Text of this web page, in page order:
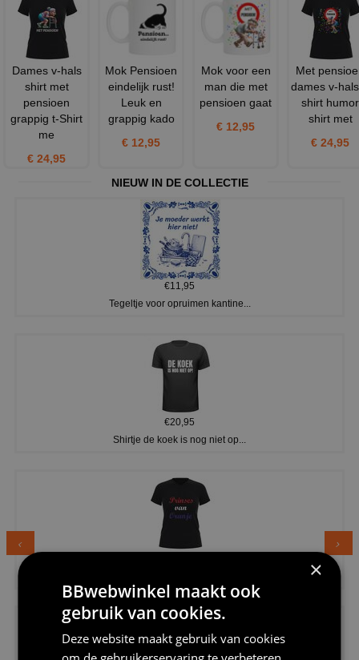
Dames v-hals
shirt met
pensioen
grappig t-Shirt
me
€ 24,95
Mok Pensioen
eindelijk rust!
Leuk en
grappig kado
€ 12,95
Mok voor een
man die met
pensioen gaat
€ 12,95
Met
dames v-
shirt humor
shirt met
€ 24,95
NIEUW IN DE COLLECTIE
€11,95
Tegeltje voor opruimen kantine...
€20,95
Shirtje de koek is nog niet op...
×
BBwebwinkel maakt ook
gebruik van cookies.
Deze website maakt gebruik van cookies